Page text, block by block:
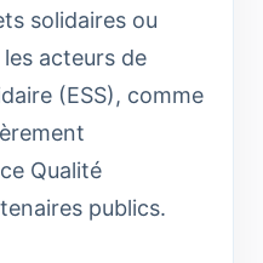
solidaires ou
acteurs de
(ESS), comme
Qualité
publics.